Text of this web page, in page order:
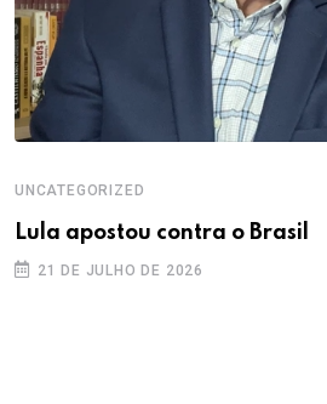
UNCATEGORIZED
Lula apostou contra o Brasil
21 DE JULHO DE 2026